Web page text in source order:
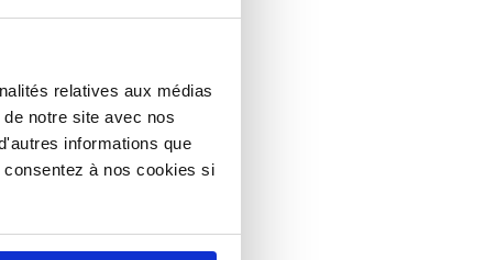
relatives aux médias
notre site avec nos
informations que
à nos cookies si